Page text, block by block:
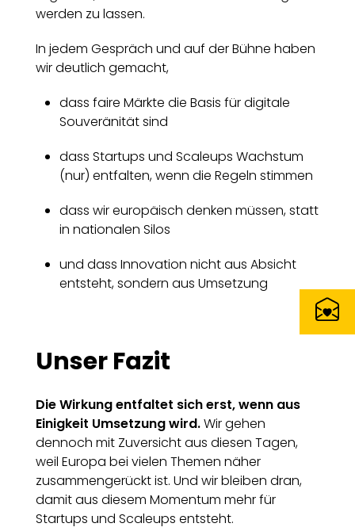
werden zu lassen.
In jedem Gespräch und auf der Bühne haben
wir deutlich gemacht,
dass faire Märkte die Basis für digitale
Souveränität sind
dass Startups und Scaleups Wachstum
(nur) entfalten, wenn die Regeln stimmen
dass wir europäisch denken müssen, statt
in nationalen Silos
und dass Innovation nicht aus Absicht
entsteht, sondern aus Umsetzung
Unser Fazit
Die Wirkung entfaltet sich erst, wenn aus
Einigkeit Umsetzung wird.Wir gehen
dennoch mit Zuversicht aus diesen Tagen,
weil Europa bei vielen Themen näher
zusammengerückt ist. Und wir bleiben dran,
damit aus diesem Momentum mehr für
Startups und Scaleups entsteht.